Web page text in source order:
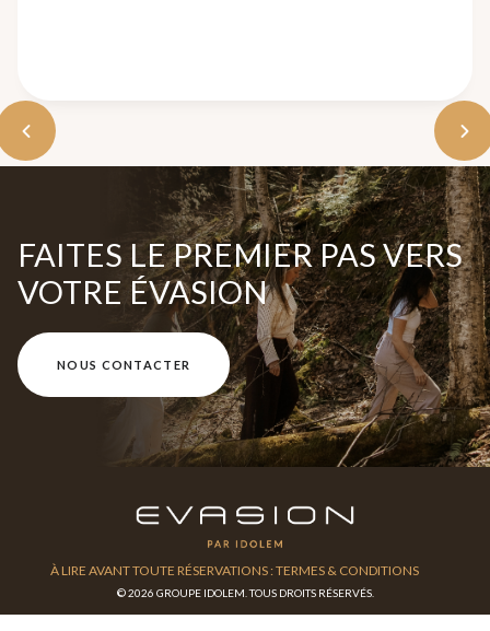
FAITES LE PREMIER PAS VERS
VOTRE ÉVASION
NOUS CONTACTER
À LIRE AVANT TOUTE RÉSERVATIONS : TERMES & CONDITIONS
© 2026 GROUPE IDOLEM. TOUS DROITS RÉSERVÉS.